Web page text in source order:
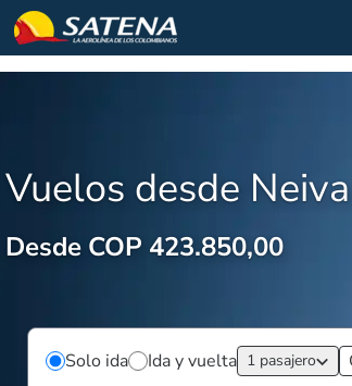
Vuelos desde
Desde COP 423.850,00
Solo ida Ida y vuelta 1 pasajero